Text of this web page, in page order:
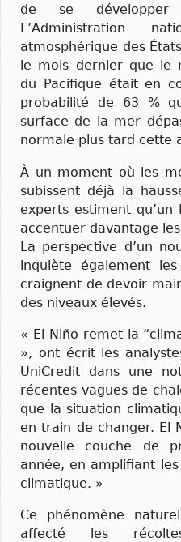
de se
L’Administration
atmosphérique des
le mois dernier que le
du Pacifique était en
probabilité de 63 %
surface de la mer
normale plus tard cette
À un moment où les
subissent déjà la
experts estiment
accentuer davantage
La perspective d’un
inquiète également
craignent de devoir
des niveaux élevés.
« El Niño remet la
», ont écrit les
UniCredit dans une
récentes vagues de
que la situation
en train de changer. El
nouvelle couche de
année, en amplifiant
climatique. »
Ce phénomène
affecté les